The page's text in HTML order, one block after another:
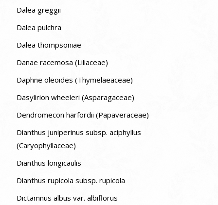
Dalea greggii
Dalea pulchra
Dalea thompsoniae
Danae racemosa (Liliaceae)
Daphne oleoides (Thymelaeaceae)
Dasylirion wheeleri (Asparagaceae)
Dendromecon harfordii (Papaveraceae)
Dianthus juniperinus subsp. aciphyllus
(Caryophyllaceae)
Dianthus longicaulis
Dianthus rupicola subsp. rupicola
Dictamnus albus var. albiflorus